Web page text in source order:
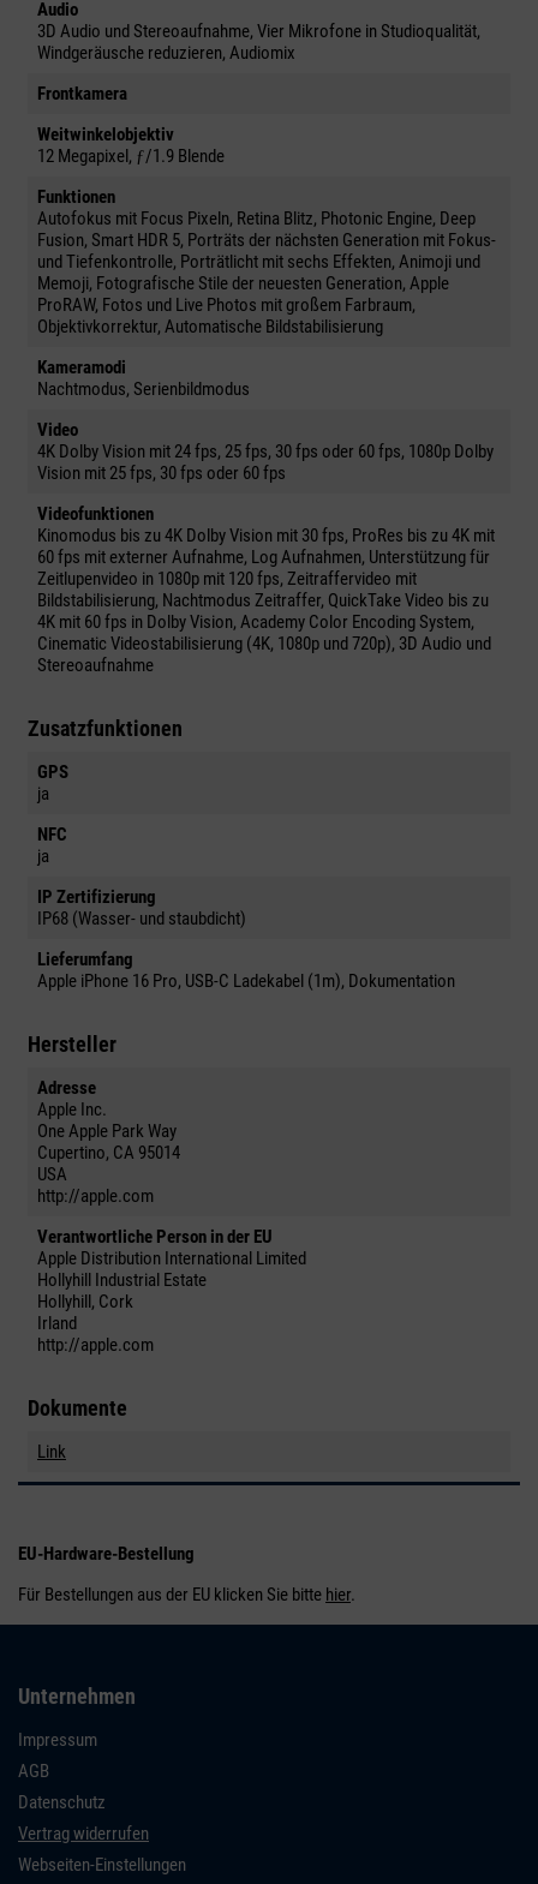
Audio
3D Audio und Stereoaufnahme, Vier Mikrofone in Studioqualität,
Windgeräusche reduzieren, Audiomix
Frontkamera
Weitwinkelobjektiv
12 Megapixel, ƒ/1.9 Blende
Funktionen
Autofokus mit Focus Pixeln, Retina Blitz, Photonic Engine, Deep
Fusion, Smart HDR 5, Porträts der nächsten Generation mit Fokus-
und Tiefenkontrolle, Porträtlicht mit sechs Effekten, Animoji und
Memoji, Fotografische Stile der neuesten Generation, Apple
ProRAW, Fotos und Live Photos mit großem Farbraum,
Objektivkorrektur, Automatische Bildstabilisierung
Kameramodi
Nachtmodus, Serienbildmodus
Video
4K Dolby Vision mit 24 fps, 25 fps, 30 fps oder 60 fps, 1080p Dolby
Vision mit 25 fps, 30 fps oder 60 fps
Videofunktionen
Kinomodus bis zu 4K Dolby Vision mit 30 fps, ProRes bis zu 4K mit
60 fps mit externer Aufnahme, Log Aufnahmen, Unterstützung für
Zeitlupenvideo in 1080p mit 120 fps, Zeitraffervideo mit
Bildstabilisierung, Nachtmodus Zeitraffer, QuickTake Video bis zu
4K mit 60 fps in Dolby Vision, Academy Color Encoding System,
Cinematic Videostabilisierung (4K, 1080p und 720p), 3D Audio und
Stereoaufnahme
Zusatzfunktionen
GPS
ja
NFC
ja
IP Zertifizierung
IP68 (Wasser- und staubdicht)
Lieferumfang
Apple iPhone 16 Pro, USB-C Ladekabel (1m), Dokumentation
Hersteller
Adresse
Apple Inc.
One Apple Park Way
Cupertino, CA 95014
USA
http://apple.com
Verantwortliche Person in der EU
Apple Distribution International Limited
Hollyhill Industrial Estate
Hollyhill, Cork
Irland
http://apple.com
Dokumente
Link
EU-Hardware-Bestellung
Für Bestellungen aus der EU klicken Sie bitte hier.
Unternehmen
Impressum
AGB
Datenschutz
Vertrag widerrufen
Webseiten-Einstellungen